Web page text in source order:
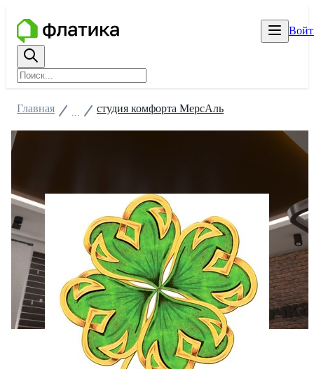
Главная студия комфорта МерсАль